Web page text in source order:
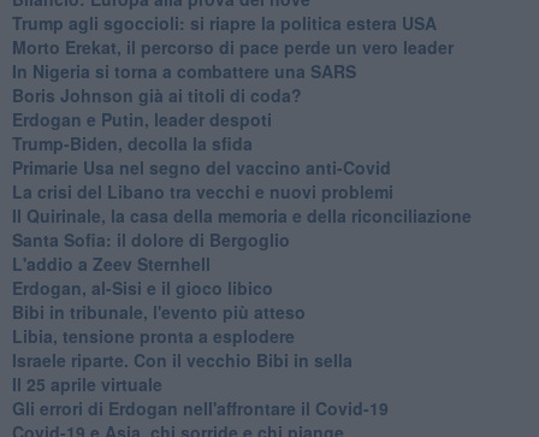
Trump agli sgoccioli: si riapre la politica estera USA
Morto Erekat, il percorso di pace perde un vero leader
In Nigeria si torna a combattere una SARS
Boris Johnson già ai titoli di coda?
Erdogan e Putin, leader despoti
Trump-Biden, decolla la sfida
Primarie Usa nel segno del vaccino anti-Covid
La crisi del Libano tra vecchi e nuovi problemi
Il Quirinale, la casa della memoria e della riconciliazione
Santa Sofia: il dolore di Bergoglio
L'addio a ​Zeev Sternhell
Erdogan, al-Sisi e il gioco libico
Bibi in tribunale, l'evento più atteso
Libia, tensione pronta a esplodere
Israele riparte. Con il vecchio Bibi in sella
Il 25 aprile virtuale
Gli errori di Erdogan nell'affrontare il Covid-19
Covid-19 e Asia, chi sorride e chi piange